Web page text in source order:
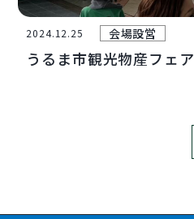
2024.12.25 会場設営
うるま市観光物産フェア